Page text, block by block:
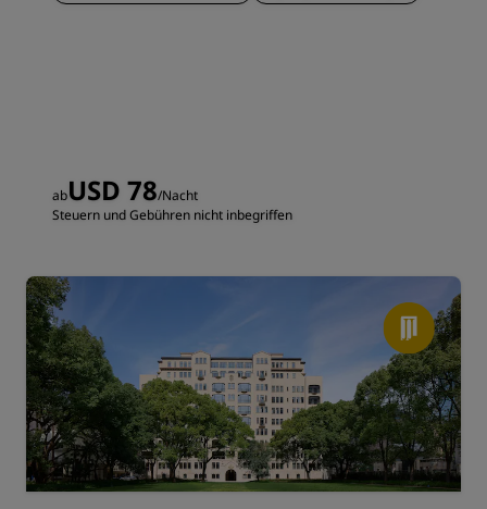
abUSD 78/Nacht
Steuern und Gebühren nicht inbegriffen